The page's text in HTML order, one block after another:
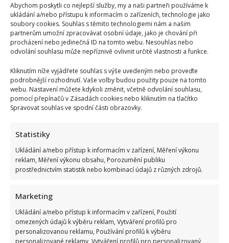
Abychom poskytli co nejlepší služby, my a naši partneři používáme k
ukládání a/nebo přístupu k informacím o zařízeních, technologie jako
soubory cookies. Souhlas s těmito technologiemi nám a našim
partnerům umožní zpracovávat osobní údaje, jako je chování při
procházení nebo jedinečná ID na tomto webu. Nesouhlas nebo
odvolání souhlasu může nepříznivě ovlivnit určité vlastnosti a funkce.
Kliknutím níže vyjádřete souhlas s výše uvedeným nebo proveďte
podrobnější rozhodnutí. Vaše volby budou použity pouze na tomto
webu. Nastavení můžete kdykoli změnit, včetně odvolání souhlasu,
pomocí přepínačů v Zásadách cookies nebo kliknutím na tlačítko
Spravovat souhlas ve spodní části obrazovky.
Statistiky
Ukládání a/nebo přístup k informacím v zařízení, Měření výkonu
reklam, Měření výkonu obsahu, Porozumění publiku
prostřednictvím statistik nebo kombinací údajů z různých zdrojů.
Marketing
Ukládání a/nebo přístup k informacím v zařízení, Použití
omezených údajů k výběru reklam, Vytváření profilů pro
personalizovanou reklamu, Používání profilů k výběru
personalizované reklamy, Vytváření profilů pro personalizovaný